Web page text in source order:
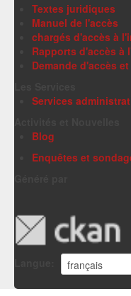
Textes juridiques
Manuel de l'accès
chargés d'accès à
Rapports d'accès à
Demande d'accès
Services
Blog
Enquêtes et